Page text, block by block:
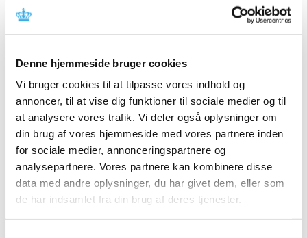
Denne hjemmeside bruger cookies
Vi bruger cookies til at tilpasse vores indhold og
annoncer, til at vise dig funktioner til sociale medier og til
at analysere vores trafik. Vi deler også oplysninger om
din brug af vores hjemmeside med vores partnere inden
for sociale medier, annonceringspartnere og
analysepartnere. Vores partnere kan kombinere disse
data med andre oplysninger, du har givet dem, eller som
de har indsamlet fra din brug af deres tjenester.
Lægemiddelstyrelsen har den 25. maj 2018 meddelt
Mikkel Rostgaard Jørgensen bevilling til at drive
Alle (263)
TID
2026 (17)
2025 (25)